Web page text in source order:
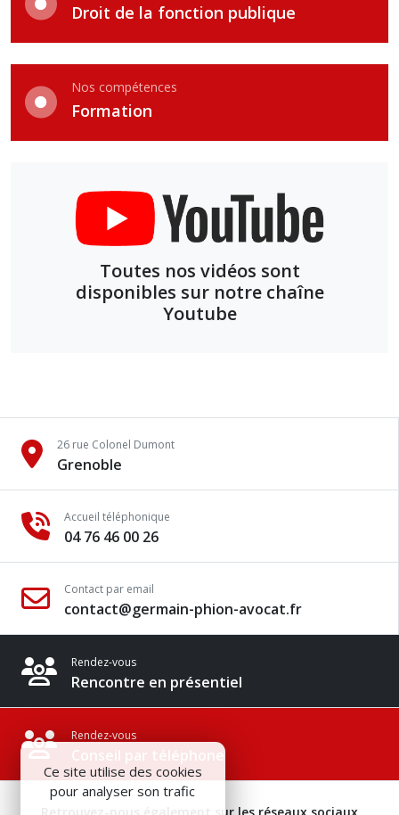
Droit de la fonction publique
Nos compétences
Formation
Toutes nos vidéos sont
disponibles sur notre chaîne
Youtube
26 rue Colonel Dumont
Grenoble
Accueil téléphonique
04 76 46 00 26
Contact par email
contact@germain-phion-avocat.fr
Rendez-vous
Rencontre en présentiel
Rendez-vous
Conseil par téléphone
Ce site utilise des cookies
pour analyser son trafic